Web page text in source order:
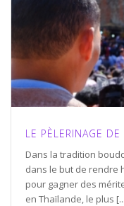
LE PÈLERINAGE
Dans la tradition
dans le but de rendre
pour gagner des
en Thaïlande, le plus